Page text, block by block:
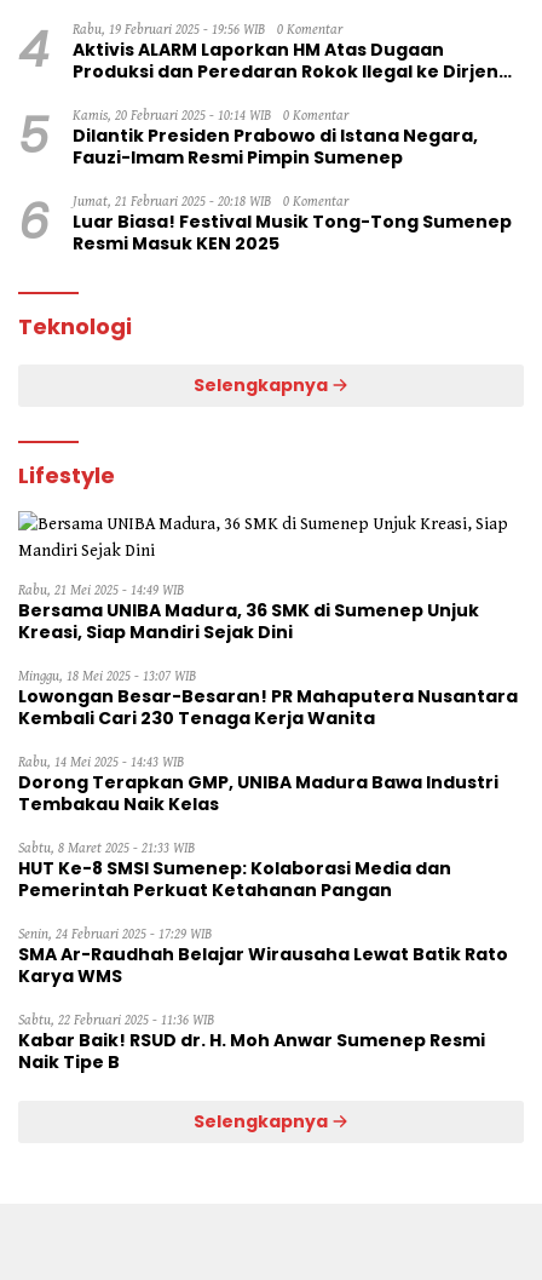
4 Rabu, 19 Februari 2025 - 19:56 WIB 0 Komentar
Aktivis ALARM Laporkan HM Atas Dugaan
Produksi dan Peredaran Rokok Ilegal ke Dirjen
5 Kamis, 20 Februari 2025 - 10:14 WIB 0 Komentar
Dilantik Presiden Prabowo di Istana Negara,
Fauzi-Imam Resmi Pimpin Sumenep
6 Jumat, 21 Februari 2025 - 20:18 WIB 0 Komentar
Luar Biasa! Festival Musik Tong-Tong Sumenep
Resmi Masuk KEN 2025
Teknologi
Selengkapnya
Lifestyle
Rabu, 21 Mei 2025 - 14:49 WIB
Bersama UNIBA Madura, 36 SMK di Sumenep Unjuk
Kreasi, Siap Mandiri Sejak Dini
Minggu, 18 Mei 2025 - 13:07 WIB
Lowongan Besar-Besaran! PR Mahaputera Nusantara
Kembali Cari 230 Tenaga Kerja Wanita
Rabu, 14 Mei 2025 - 14:43 WIB
Dorong Terapkan GMP, UNIBA Madura Bawa Industri
Tembakau Naik Kelas
Sabtu, 8 Maret 2025 - 21:33 WIB
HUT Ke-8 SMSI Sumenep: Kolaborasi Media dan
Pemerintah Perkuat Ketahanan Pangan
Senin, 24 Februari 2025 - 17:29 WIB
SMA Ar-Raudhah Belajar Wirausaha Lewat Batik Rato
Karya WMS
Sabtu, 22 Februari 2025 - 11:36 WIB
Kabar Baik! RSUD dr. H. Moh Anwar Sumenep Resmi
Naik Tipe B
Selengkapnya